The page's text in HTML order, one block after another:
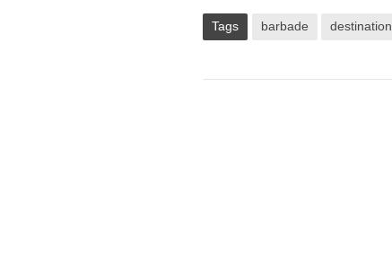
Tags barbade destination